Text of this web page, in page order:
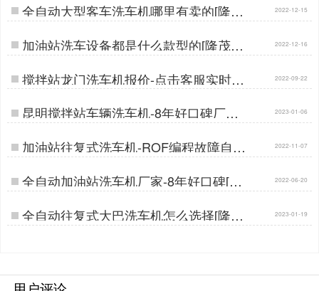
全自动大型客车洗车机哪里有卖的[隆茂
鑫晟]…
2022-12-15
加油站洗车设备都是什么款型的[隆茂鑫
晟]…
2022-12-16
搅拌站龙门洗车机报价-点击客服实时报
价[隆茂鑫晟]…
2022-09-22
昆明搅拌站车辆洗车机-8年好口碑厂家
支持定制[隆茂鑫晟]…
2023-01-06
加油站往复式洗车机-ROF编程故障自检
使用无忧[隆茂鑫晟]…
2022-11-07
全自动加油站洗车机厂家-8年好口碑[隆
茂鑫晟]…
2022-06-20
全自动往复式大巴洗车机怎么选择[隆茂
鑫晟]…
2023-01-19